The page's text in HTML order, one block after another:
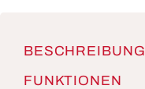
BESCHREIBUNG
FUNKTIONEN